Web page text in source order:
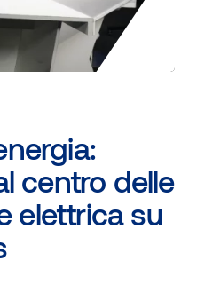
centro delle
elettrica su